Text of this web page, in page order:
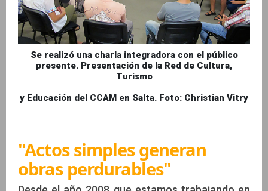
Se realizó una charla integradora con el público
presente. Presentación de la Red de Cultura,
Turismo
y Educación del CCAM en Salta. Foto: Christian Vitry
"Actos simples generan
obras perdurables"